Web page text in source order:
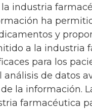
industria
ha
y
a la industria
para los
de datos
la información.
farmacéutica